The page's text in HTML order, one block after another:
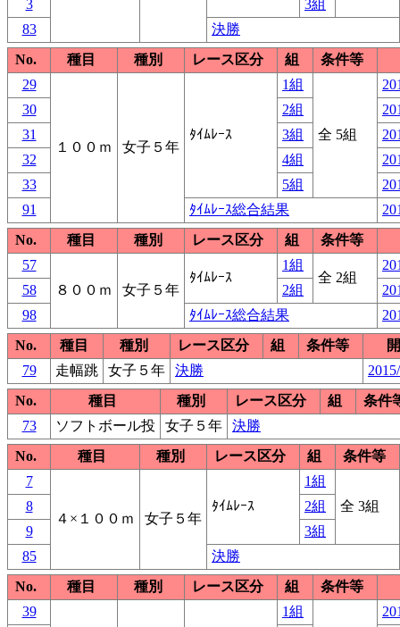
3
3組
83
決勝
No.
種目 種別 レース区分 組
条件等
29
１００ｍ 女子５年
ﾀｲﾑﾚｰｽ
1組
全 5組
30
2組
31
3組
32
4組
33
5組
91
ﾀｲﾑﾚｰｽ総合結果
No.
種目 種別 レース区分 組
条件等
57
８００ｍ
女子５年
ﾀｲﾑﾚｰｽ
1組
全 2組
58
2組
98
ﾀｲﾑﾚｰｽ総合結果
No.
種目 種別 レース区分 組 条件等
79
走幅跳 女子５年 決勝
No.
種目 種別 レース区分 組
条件
73
ソフトボール投 女子５年
決勝
No.
種目 種別 レース区分 組
条件等
7
４×１００ｍ 女子５年
ﾀｲﾑﾚｰｽ
1組
全 3組
8
2組
9
3組
85
決勝
No.
種目 種別 レース区分 組
条件等
39
1組